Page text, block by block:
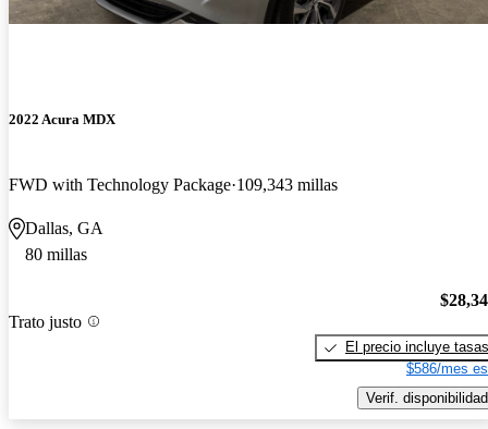
2022 Acura MDX
FWD with Technology Package 109,343 millas
Dallas, GA
80 millas
Trato justo
El precio incluye tasas
$586/mes
Verif. disponibilidad